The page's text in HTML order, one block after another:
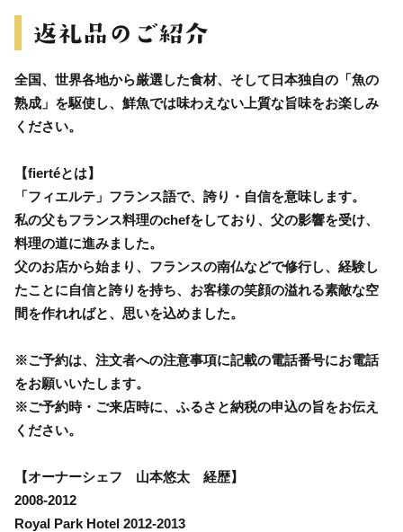
全国、世界各地から厳選した食材、そして日本独自の「魚の
熟成」を駆使し、鮮魚では味わえない上質な旨味をお楽しみ
ください。
【fiertéとは】
「フィエルテ」フランス語で、誇り・自信を意味します。
私の父もフランス料理のchefをしており、父の影響を受け、
料理の道に進みました。
父のお店から始まり、フランスの南仏などで修行し、経験し
たことに自信と誇りを持ち、お客様の笑顔の溢れる素敵な空
間を作れればと、思いを込めました。
※ご予約は、注文者への注意事項に記載の電話番号にお電話
をお願いいたします。
※ご予約時・ご来店時に、ふるさと納税の申込の旨をお伝え
ください。
【オーナーシェフ 山本悠太 経歴】
2008-2012
Royal Park Hotel 2012-2013